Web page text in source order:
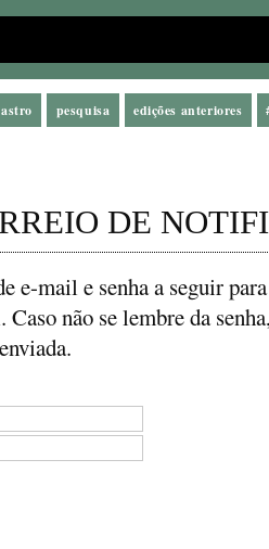
pesquisa edições anteriores
DE
e-mail e senha a seguir
não se lembre da